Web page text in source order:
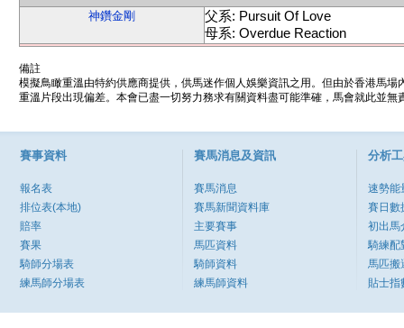
神鑽金剛
父系: Pursuit Of Love
母系: Overdue Reaction
備註
模擬鳥瞰重溫由特約供應商提供，供馬迷作個人娛樂資訊之用。但由於香港馬
重溫片段出現偏差。本會已盡一切努力務求有關資料盡可能準確，馬會就此並
賽事資料
報名表
排位表(本地)
賠率
賽果
騎師分場表
練馬師分場表
賽馬消息及資訊
賽馬消息
賽馬新聞資料庫
主要賽事
馬匹資料
騎師資料
練馬師資料
分析
速勢能
賽日數
初出馬
騎練配
馬匹搬
貼士指